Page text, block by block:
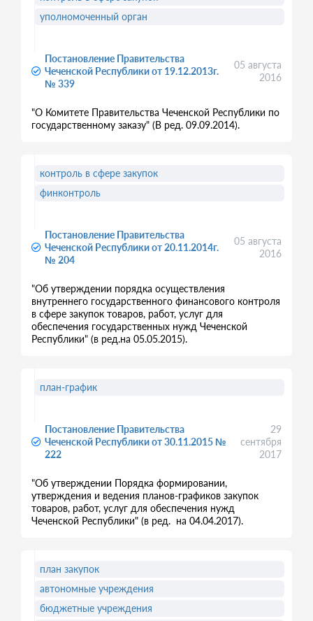
Постановление Правительства
Чеченской Республики от 19.12.2013г.
№ 339
05 августа
2016
"О Комитете Правительства Чеченской Республики по
государственному заказу" (В ред. 09.09.2014).
уполномоченный орган
Постановление Правительства
Чеченской Республики от 20.11.2014г.
№ 204
05 августа
2016
"Об утверждении порядка осуществления
внутреннего государственного финансового контроля
в сфере закупок товаров, работ, услуг для
обеспечения государственных нужд Чеченской
Республики" (в ред.на 05.05.2015).
контроль в сфере закупок
финконтроль
Постановление Правительства
Чеченской Республики от 30.11.2015 №
222
29
сентября
2017
"Об утверждении Порядка формировании,
утверждения и ведения планов-графиков закупок
товаров, работ, услуг для обеспечения нужд
Чеченской Республики" (в ред. на 04.04.2017).
план-график
план закупок
автономные учреждения
бюджетные учреждения